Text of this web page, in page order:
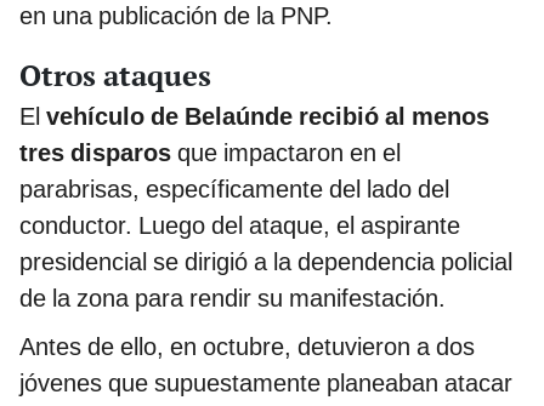
en una publicación de la PNP.
Otros ataques
El vehículo de Belaúnde recibió al menos
tres disparos que impactaron en el
parabrisas, específicamente del lado del
conductor. Luego del ataque, el aspirante
presidencial se dirigió a la dependencia policial
de la zona para rendir su manifestación.
Antes de ello, en octubre, detuvieron a dos
jóvenes que supuestamente planeaban atacar